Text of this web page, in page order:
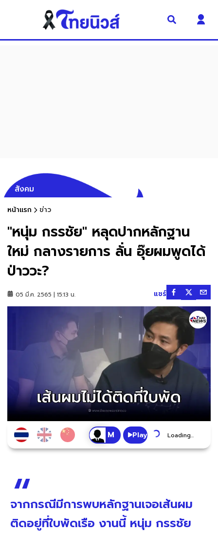
สังคม
หน้าแรก ข่าว
"หนุ่ม กรรชัย" หลุดปากหลักฐาน
ใหม่ กลางรายการ ลั่น อุ๊ยผมพูดได้
ป่าววะ?
05 มี.ค. 2565 | 15:13 น. แชร์
Play Loading...
จากกรณีมีการพบหลักฐานเจอเส้นผม
ติดอยู่ที่ใบพัดเรือ งานนี้ หนุ่ม กรรชัย